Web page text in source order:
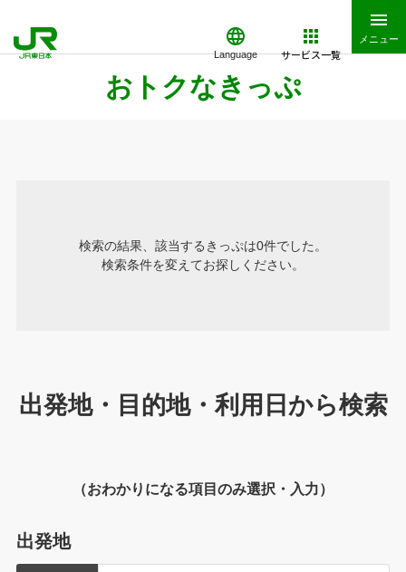
Language サービス一覧
メニュー
おトクなきっぷ
検索の結果、該当するきっぷは0件でした。
検索条件を変えてお探しください。
出発地・目的地・利用日から検索
（おわかりになる項目のみ選択・入力）
出発地